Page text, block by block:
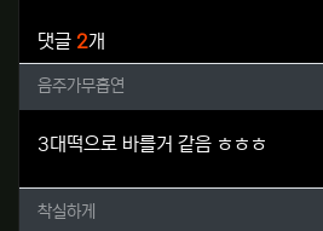
댓글 2개
음주가무흡연님의 댓글
음주가무흡연
3대떡으로 바를거 같음 ㅎㅎㅎ
착실하게님의 댓글
착실하게